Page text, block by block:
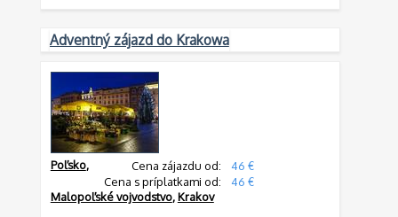
Adventný zájazd do Krakowa
Cena zájazdu od:
46 €
Cena s príplatkami od:
46 €
Poľsko,
Malopoľské vojvodstvo,Krakov